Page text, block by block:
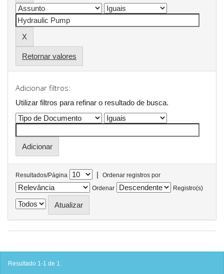
Retornar valores
Adicionar filtros:
Utilizar filtros para refinar o resultado de busca.
Resultados/Página |
Ordenar registros por
Ordenar
Registro(s)
Resultado 1-1 de 1.